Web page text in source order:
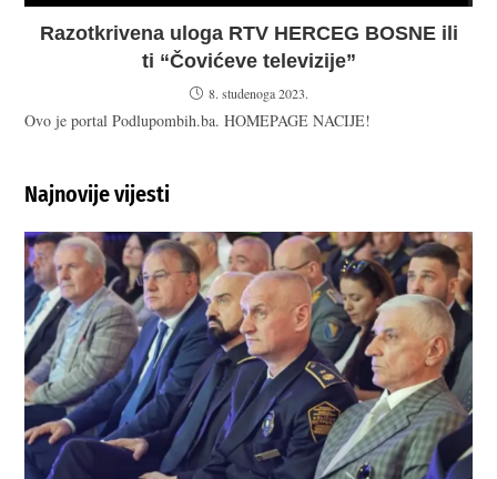
Razotkrivena uloga RTV HERCEG BOSNE ili
ti “Čovićeve televizije”
8. studenoga 2023.
Ovo je portal Podlupombih.ba. HOMEPAGE NACIJE!
Najnovije vijesti